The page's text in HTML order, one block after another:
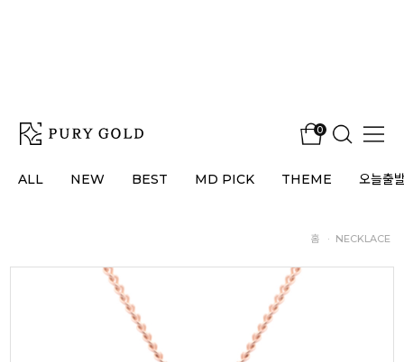
0
ALL NEW BEST MD PICK THEME 오늘출
홈 · NECKLACE